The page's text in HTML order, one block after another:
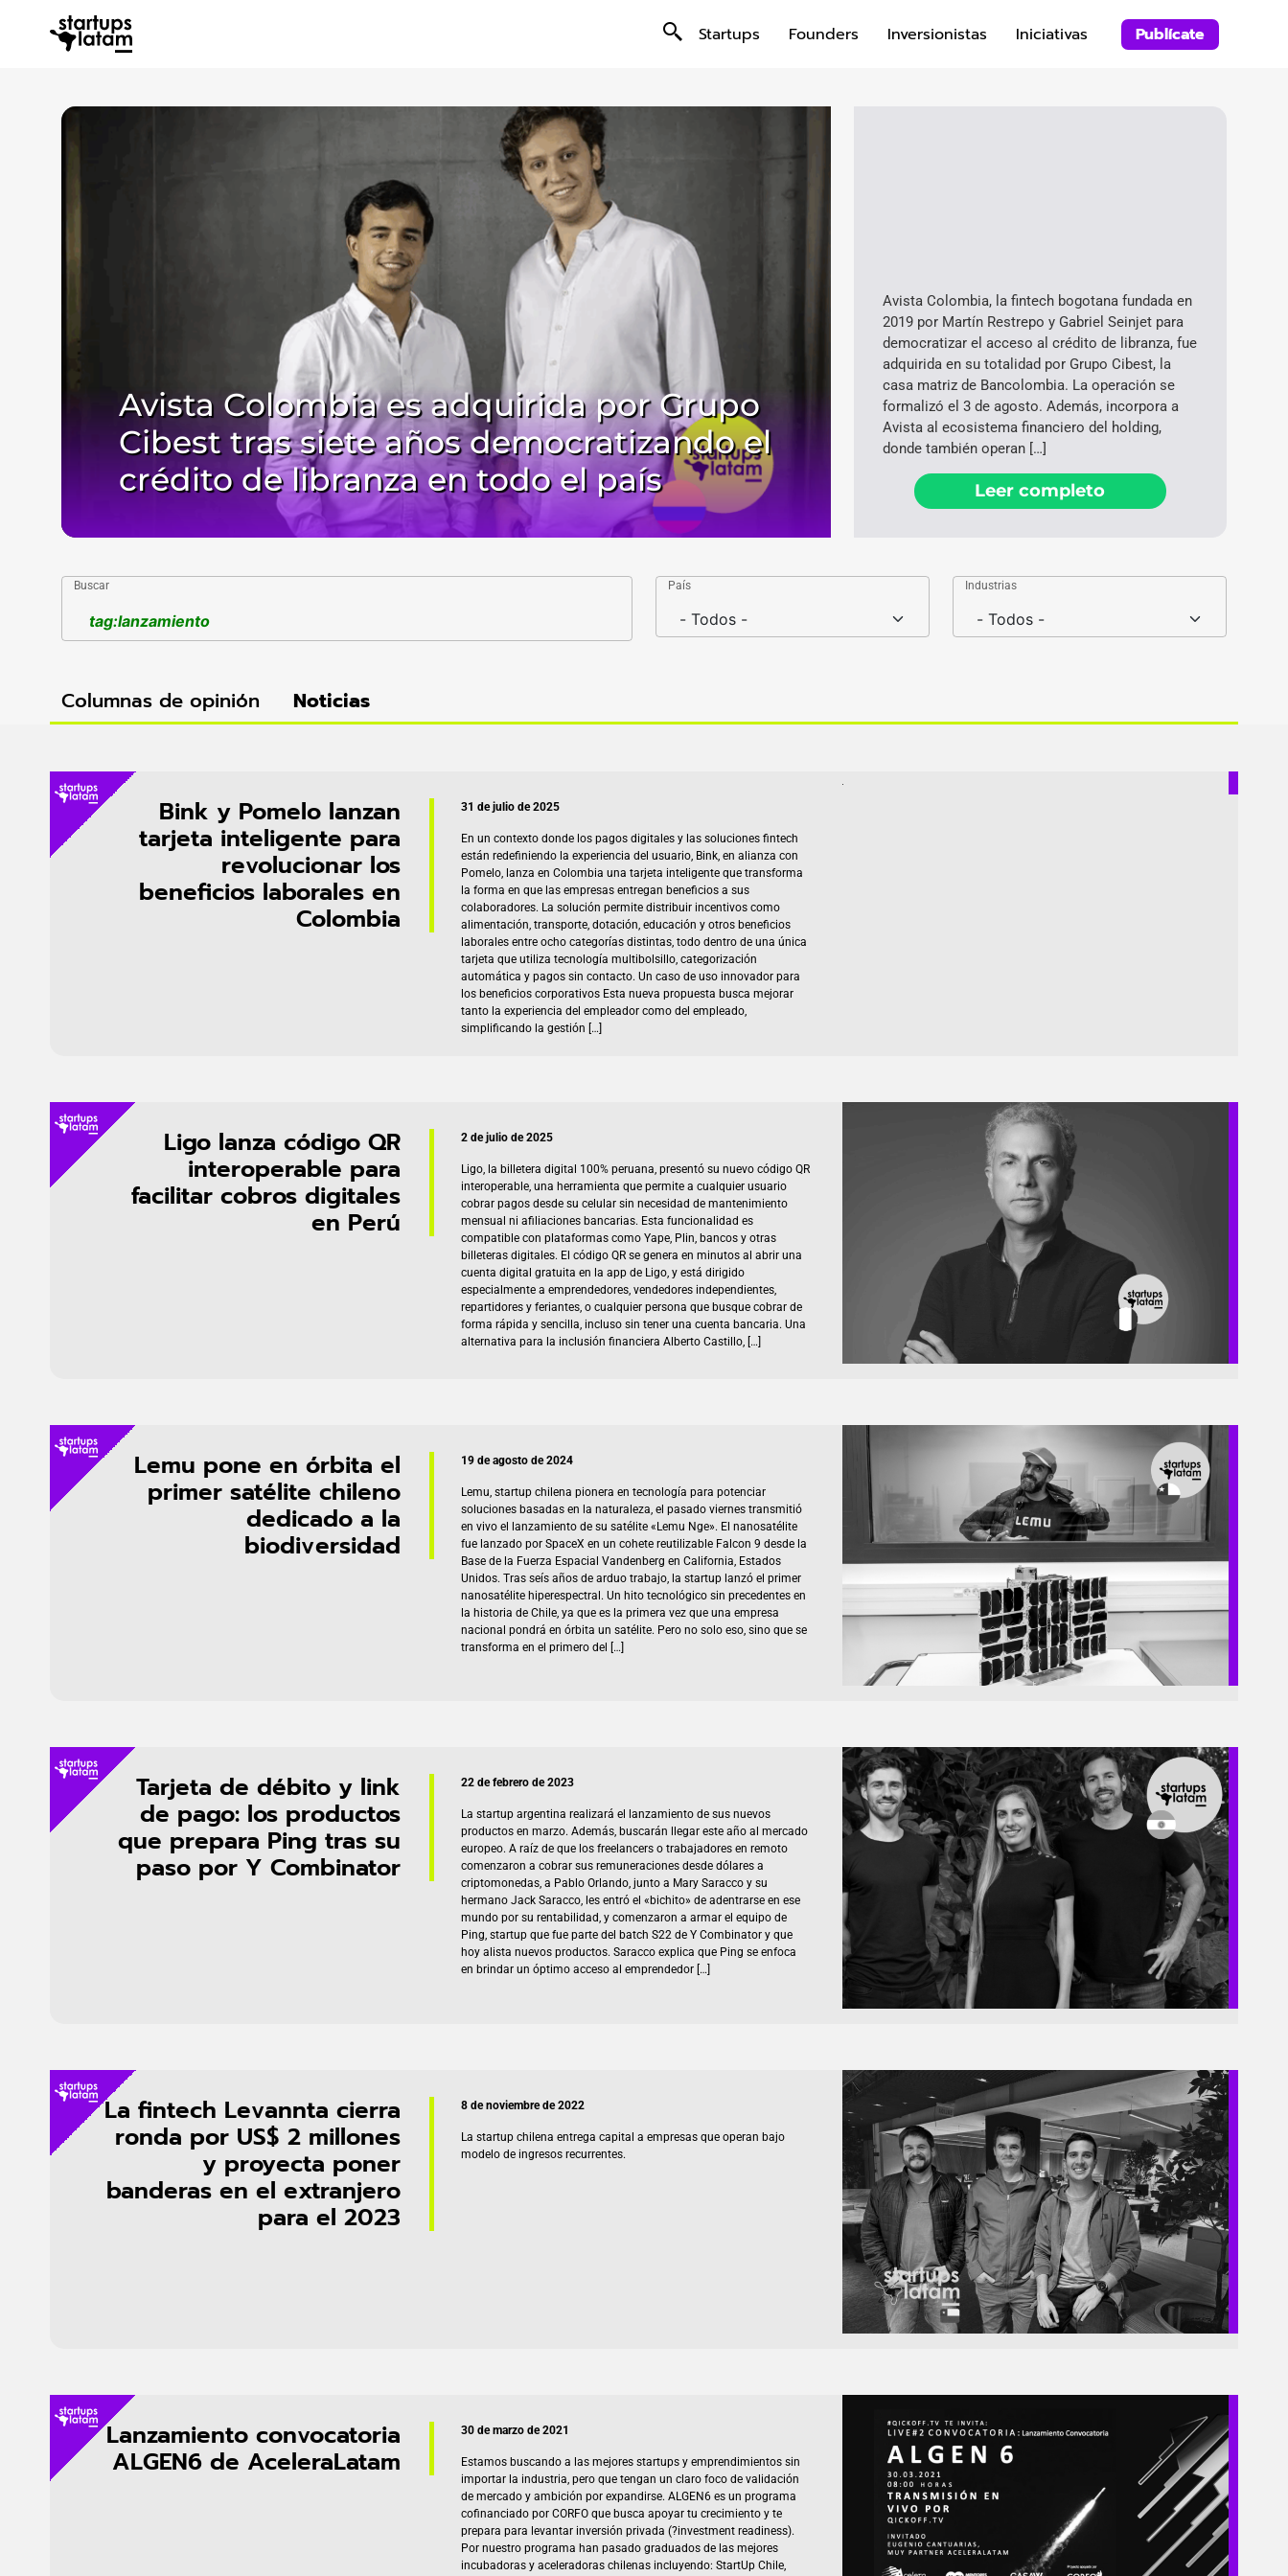
Startups Founders Inversionistas Iniciativas Publícate
Avista Colombia es adquirida por Grupo
Cibest tras siete años democratizando el
crédito de libranza en todo el país
Avista Colombia, la fintech bogotana fundada en
2019 por Martín Restrepo y Gabriel Seinjet para
democratizar el acceso al crédito de libranza, fue
adquirida en su totalidad por Grupo Cibest, la
casa matriz de Bancolombia. La operación se
formalizó el 3 de agosto. Además, incorpora a
Avista al ecosistema financiero del holding,
donde también operan […]
Leer completo
Buscar País Industrias
Columnas de opinión Noticias
Bink y Pomelo lanzan
tarjeta inteligente para
revolucionar los
beneficios laborales en
Colombia
31 de julio de 2025
En un contexto donde los pagos digitales y las soluciones fintech
están redefiniendo la experiencia del usuario, Bink, en alianza con
Pomelo, lanza en Colombia una tarjeta inteligente que transforma
la forma en que las empresas entregan beneficios a sus
colaboradores. La solución permite distribuir incentivos como
alimentación, transporte, dotación, educación y otros beneficios
laborales entre ocho categorías distintas, todo dentro de una única
tarjeta que utiliza tecnología multibolsillo, categorización
automática y pagos sin contacto. Un caso de uso innovador para
los beneficios corporativos Esta nueva propuesta busca mejorar
tanto la experiencia del empleador como del empleado,
simplificando la gestión […]
Ligo lanza código QR
interoperable para
facilitar cobros digitales
en Perú
2 de julio de 2025
Ligo, la billetera digital 100% peruana, presentó su nuevo código QR
interoperable, una herramienta que permite a cualquier usuario
cobrar pagos desde su celular sin necesidad de mantenimiento
mensual ni afiliaciones bancarias. Esta funcionalidad es
compatible con plataformas como Yape, Plin, bancos y otras
billeteras digitales. El código QR se genera en minutos al abrir una
cuenta digital gratuita en la app de Ligo, y está dirigido
especialmente a emprendedores, vendedores independientes,
repartidores y feriantes, o cualquier persona que busque cobrar de
forma rápida y sencilla, incluso sin tener una cuenta bancaria. Una
alternativa para la inclusión financiera Alberto Castillo, […]
Lemu pone en órbita el
primer satélite chileno
dedicado a la
biodiversidad
19 de agosto de 2024
Lemu, startup chilena pionera en tecnología para potenciar
soluciones basadas en la naturaleza, el pasado viernes transmitió
en vivo el lanzamiento de su satélite «Lemu Nge». El nanosatélite
fue lanzado por SpaceX en un cohete reutilizable Falcon 9 desde la
Base de la Fuerza Espacial Vandenberg en California, Estados
Unidos. Tras seís años de arduo trabajo, la startup lanzó el primer
nanosatélite hiperespectral. Un hito tecnológico sin precedentes en
la historia de Chile, ya que es la primera vez que una empresa
nacional pondrá en órbita un satélite. Pero no solo eso, sino que se
transforma en el primero del […]
Tarjeta de débito y link
de pago: los productos
que prepara Ping tras su
paso por Y Combinator
22 de febrero de 2023
La startup argentina realizará el lanzamiento de sus nuevos
productos en marzo. Además, buscarán llegar este año al mercado
europeo. A raíz de que los freelancers o trabajadores en remoto
comenzaron a cobrar sus remuneraciones desde dólares a
criptomonedas, a Pablo Orlando, junto a Mary Saracco y su
hermano Jack Saracco, les entró el «bichito» de adentrarse en ese
mundo por su rentabilidad, y comenzaron a armar el equipo de
Ping, startup que fue parte del batch S22 de Y Combinator y que
hoy alista nuevos productos. Saracco explica que Ping se enfoca
en brindar un óptimo acceso al emprendedor […]
La fintech Levannta cierra
ronda por US$ 2 millones
y proyecta poner
banderas en el extranjero
para el 2023
8 de noviembre de 2022
La startup chilena entrega capital a empresas que operan bajo
modelo de ingresos recurrentes.
Lanzamiento convocatoria
ALGEN6 de AceleraLatam
30 de marzo de 2021
Estamos buscando a las mejores startups y emprendimientos sin
importar la industria, pero que tengan un claro foco de validación
de mercado y ambición por expandirse. ALGEN6 es un programa
cofinanciado por CORFO que busca apoyar tu crecimiento y te
prepara para levantar inversión privada (?investment readiness).
Por nuestro programa han pasado graduados de las mejores
incubadoras y aceleradoras chilenas incluyendo: StartUp Chile,